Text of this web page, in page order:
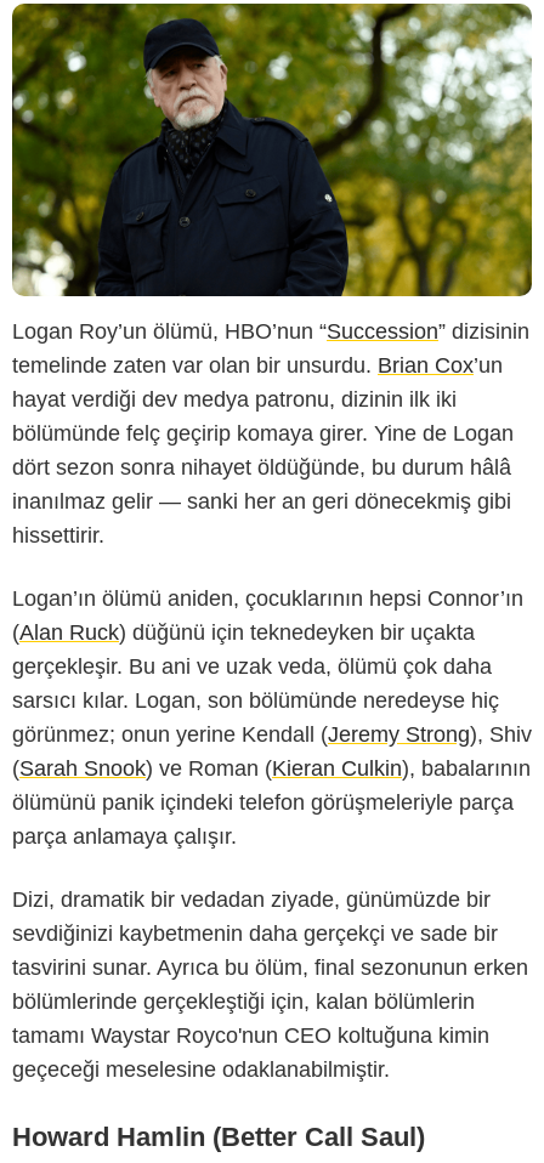
Logan Roy’un ölümü, HBO’nun “Succession” dizisinin
temelinde zaten var olan bir unsurdu. Brian Cox’un
hayat verdiği dev medya patronu, dizinin ilk iki
bölümünde felç geçirip komaya girer. Yine de Logan
dört sezon sonra nihayet öldüğünde, bu durum hâlâ
inanılmaz gelir — sanki her an geri dönecekmiş gibi
hissettirir.
Logan’ın ölümü aniden, çocuklarının hepsi Connor’ın
(Alan Ruck) düğünü için teknedeyken bir uçakta
gerçekleşir. Bu ani ve uzak veda, ölümü çok daha
sarsıcı kılar. Logan, son bölümünde neredeyse hiç
görünmez; onun yerine Kendall (Jeremy Strong), Shiv
(Sarah Snook) ve Roman (Kieran Culkin), babalarının
ölümünü panik içindeki telefon görüşmeleriyle parça
parça anlamaya çalışır.
Dizi, dramatik bir vedadan ziyade, günümüzde bir
sevdiğinizi kaybetmenin daha gerçekçi ve sade bir
tasvirini sunar. Ayrıca bu ölüm, final sezonunun erken
bölümlerinde gerçekleştiği için, kalan bölümlerin
tamamı Waystar Royco'nun CEO koltuğuna kimin
geçeceği meselesine odaklanabilmiştir.
Howard Hamlin (Better Call Saul)
AMC